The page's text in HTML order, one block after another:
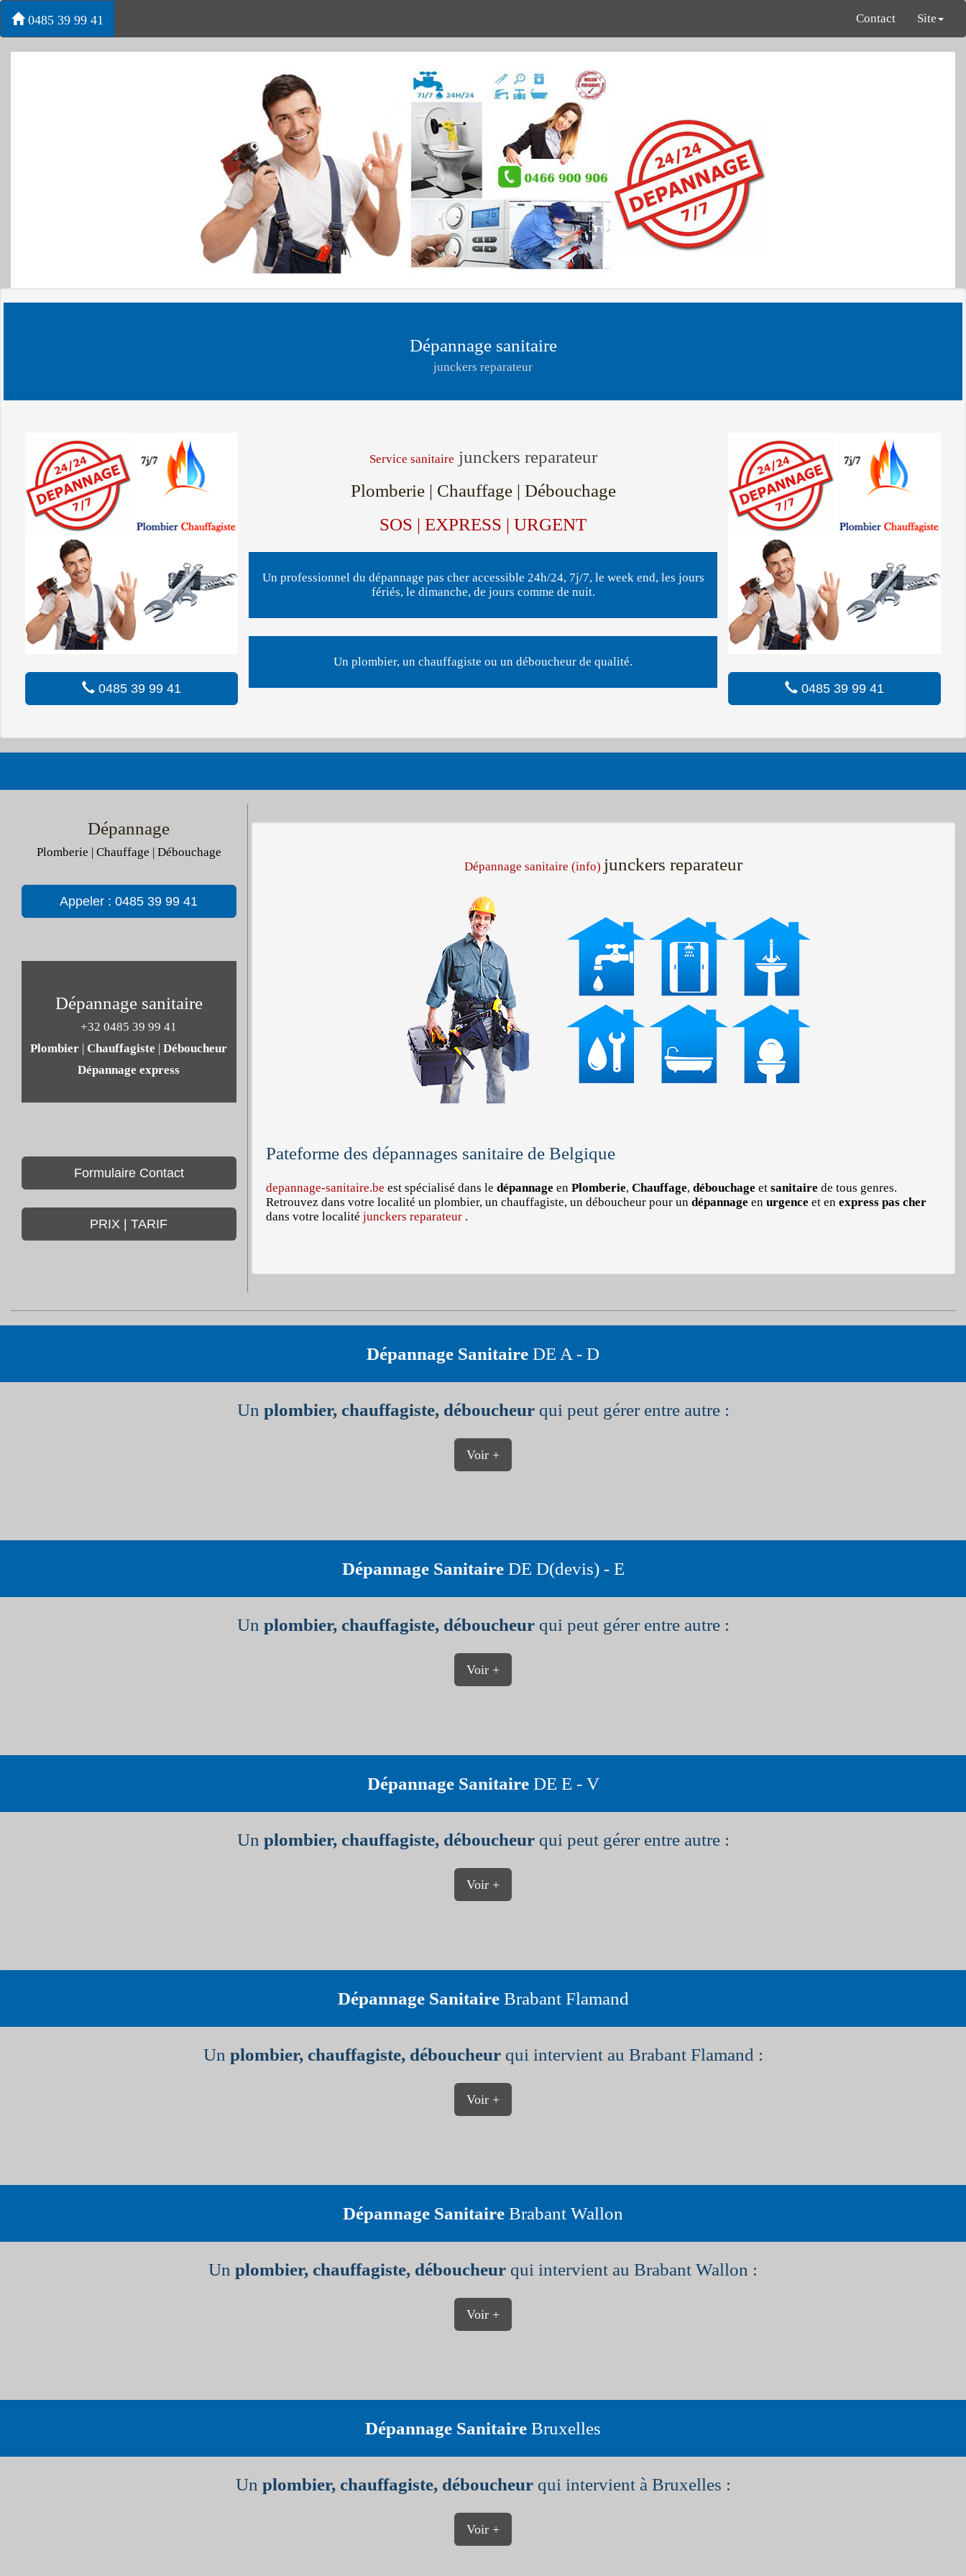
0485 39 99 41 Contact Site
Dépannage sanitaire
junckers reparateur
0485 39 99 41
Service sanitaire junckers reparateur
Plomberie | Chauffage | Débouchage
SOS | EXPRESS | URGENT
Un professionnel du dépannage pas cher accessible 24h/24, 7j/7, le week end, les jours
fériés, le dimanche, de jours comme de nuit.
Un plombier, un chauffagiste ou un déboucheur de qualité.
0485 39 99 41
Dépannage
Plomberie | Chauffage | Débouchage
Appeler : 0485 39 99 41
Dépannage sanitaire
+32 0485 39 99 41
Plombier |Chauffagiste |Déboucheur
Dépannage express
Formulaire Contact
PRIX | TARIF
Dépannage sanitaire (info) junckers reparateur
Pateforme des dépannages sanitaire de Belgique
depannage-sanitaire.be est spécialisé dans le dépannage en Plomberie, Chauffage, débouchage et sanitaire de tous genres.
Retrouvez dans votre localité un plombier, un chauffagiste, un déboucheur pour un dépannage en urgence et en express pas cher
dans votre localité junckers reparateur .
Dépannage Sanitaire DE A - D
Un plombier, chauffagiste, déboucheurqui peut gérer entre autre :
Voir +
Dépannage SanitaireDE D(devis) - E
Un plombier, chauffagiste, déboucheurqui peut gérer entre autre :
Voir +
Dépannage SanitaireDE E - V
Un plombier, chauffagiste, déboucheurqui peut gérer entre autre :
Voir +
Dépannage SanitaireBrabant Flamand
Un plombier, chauffagiste, déboucheurqui intervient au Brabant Flamand :
Voir +
Dépannage Sanitaire Brabant Wallon
Un plombier, chauffagiste, déboucheur qui intervient au Brabant Wallon :
Voir +
Dépannage Sanitaire Bruxelles
Un plombier, chauffagiste, déboucheurqui intervient à Bruxelles :
Voir +